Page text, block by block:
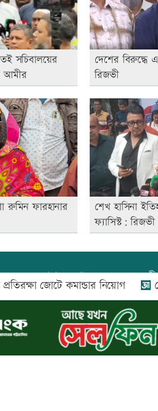
সচিবালয়ের
আমীর
দেশের বিরুদ্ধে
রিজভী
রুমিন ফারহানার
শেখ হাসিনা
ফ্যাসিস্ট: রিজভী
প্রধান সম্পাদক:আফজাল বারী
প্রোমিতা আফরিন কর্তৃক সম্পাদিত ও
সি-৫০১, ৬ষ্ঠতলা, আল রাজী
সৈয়দ নজরুল ইসলাম সরণি, পুরানা
জোটে কমান্ডার নিয়োগ